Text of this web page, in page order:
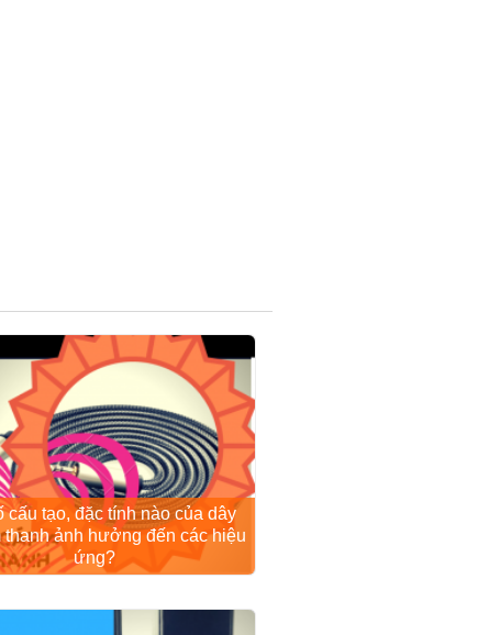
cấu tạo, đặc tính nào của dây
thanh ảnh hưởng đến các hiệu
ứng?